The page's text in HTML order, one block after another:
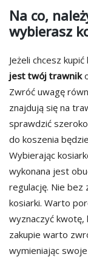
Na co,
wybierasz
Jeżeli chcesz
jest twój trawnik
Zwróć uwagę
znajdują się na
sprawdzić
do koszenia
Wybierając
wykonana jest
regulację. Nie bez
kosiarki. Warto
wyznaczyć kwotę,
zakupie warto
wymieniając